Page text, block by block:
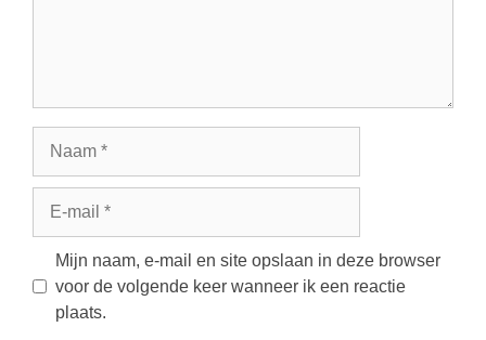
Mijn naam, e-mail en site opslaan in deze browser
voor de volgende keer wanneer ik een reactie
plaats.